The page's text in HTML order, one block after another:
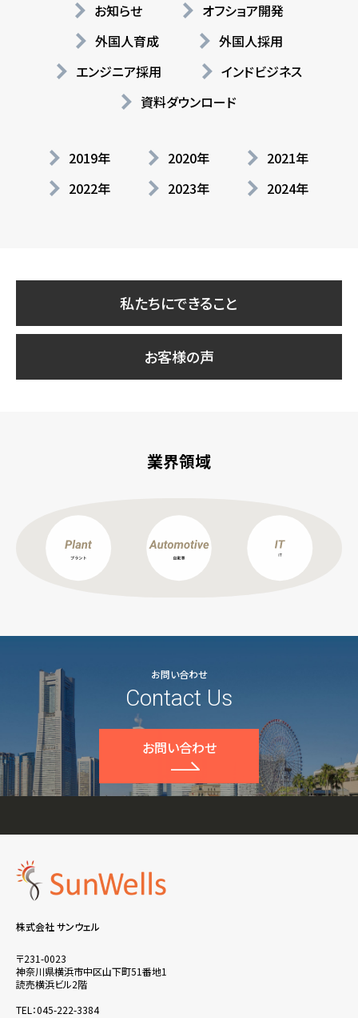
お知らせ
オフショア開発
外国人育成
外国人採用
エンジニア採用
インドビジネス
資料ダウンロード
2019年 2020年
2021年
2022年
2023年 2024年
私たちにできること
お客様の声
業界領域
お問い合わせ
Contact Us
お問い合わせ
株式会社 サンウェル
〒231-0023
神奈川県横浜市中区山下町51番地1
読売横浜ビル2階
TEL：045-222-3384